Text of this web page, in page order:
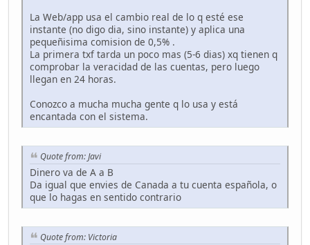
La Web/app usa el cambio real de lo q esté ese
instante (no digo dia, sino instante) y aplica una
pequeñisima comision de 0,5% .
La primera txf tarda un poco mas (5-6 dias) xq tienen q
comprobar la veracidad de las cuentas, pero luego
llegan en 24 horas.
Conozco a mucha mucha gente q lo usa y está
encantada con el sistema.
Quote from: Javi
Dinero va de A a B
Da igual que envies de Canada a tu cuenta española, o
que lo hagas en sentido contrario
Quote from: Victoria